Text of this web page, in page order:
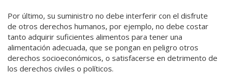
Por último, su suministro no debe interferir con el disfrute
de otros derechos humanos, por ejemplo, no debe costar
tanto adquirir suficientes alimentos para tener una
alimentación adecuada, que se pongan en peligro otros
derechos socioeconómicos, o satisfacerse en detrimento de
los derechos civiles o políticos.